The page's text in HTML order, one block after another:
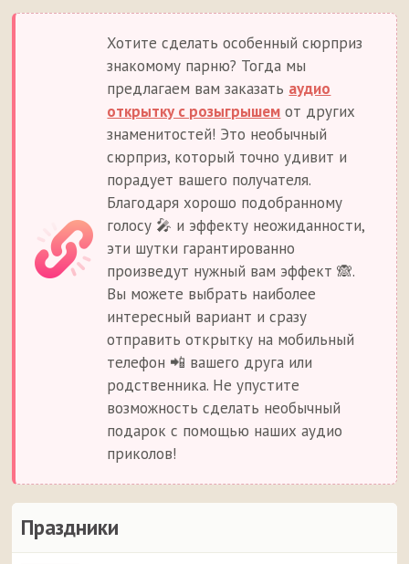
Праздники
Хотите сделать особенный сюрприз
знакомому парню? Тогда мы
предлагаем вам заказать аудио
открытку с розыгрышем от других
знаменитостей! Это необычный
сюрприз, который точно удивит и
порадует вашего получателя.
Благодаря хорошо подобранному
голосу 🎤 и эффекту неожиданности,
эти шутки гарантированно
произведут нужный вам эффект 🙈.
Вы можете выбрать наиболее
интересный вариант и сразу
отправить открытку на мобильный
телефон 📲 вашего друга или
родственника. Не упустите
возможность сделать необычный
подарок с помощью наших аудио
приколов!